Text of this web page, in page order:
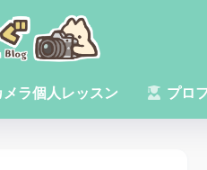
メラ個人レッスン プロ